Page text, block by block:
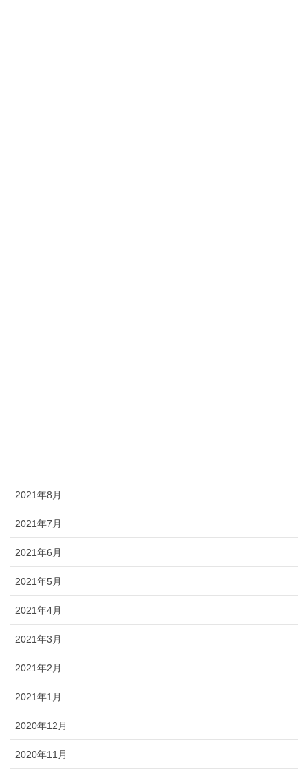
2021年8月
2021年7月
2021年6月
2021年5月
2021年4月
2021年3月
2021年2月
2021年1月
2020年12月
2020年11月